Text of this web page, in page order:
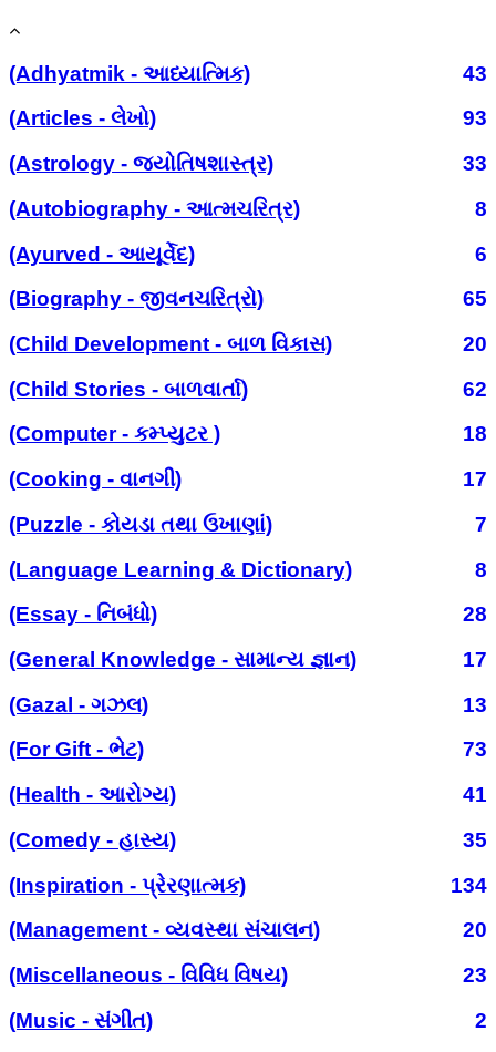
(Adhyatmik - આધ્યાત્મિક)
43
(Articles - લેખો)
93
(Astrology - જ્યોતિષશાસ્ત્ર)
33
(Autobiography - આત્મચરિત્ર)
8
(Ayurved - આયૂર્વેદ)
6
(Biography - જીવનચરિત્રો)
65
(Child Development - બાળ વિકાસ)
20
(Child Stories - બાળવાર્તા)
62
(Computer - કમ્પ્યુટર )
18
(Cooking - વાનગી)
17
(Puzzle - કોયડા તથા ઉખાણાં)
7
(Language Learning & Dictionary)
8
(Essay - નિબંધો)
28
(General Knowledge - સામાન્ય જ્ઞાન)
17
(Gazal - ગઝલ)
13
(For Gift - ભેટ)
73
(Health - આરોગ્ય)
41
(Comedy - હાસ્ય)
35
(Inspiration - પ્રેરણાત્મક)
134
(Management - વ્યવસ્થા સંચાલન)
20
(Miscellaneous - વિવિધ વિષય)
23
(Music - સંગીત)
2